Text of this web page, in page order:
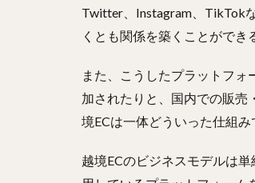
Twitter、Instagram、TikTok
くとも関係を築くことができ
また、こうしたプラットフ
加されたりと、国内での販売
境ECは一体どういった仕組み
越境ECのビジネスモデルは